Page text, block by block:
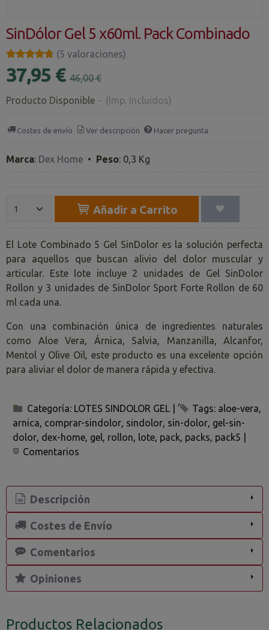
SinDólor Gel 5 x60ml. Pack Combinado
★★★★★
★★★★★ (5 valoraciones)
37,95 € 46,00 €
Producto Disponible - (Imp. Incluidos)
Costes de envío Ver descripción Hacer pregunta
Marca: Dex Home • Peso: 0,3 Kg
Añadir a Carrito
El Lote Combinado 5 Gel SinDolor es la solución perfecta
para aquellos que buscan alivio del dolor muscular y
articular. Este lote incluye 2 unidades de Gel SinDolor
Rollon y 3 unidades de SinDolor Sport Forte Rollon de 60
ml cada una.
Con una combinación única de ingredientes naturales
como Aloe Vera, Árnica, Salvia, Manzanilla, Alcanfor,
Mentol y Olive Oil, este producto es una excelente opción
para aliviar el dolor de manera rápida y efectiva.
Categoría: LOTES SINDOLOR GEL Tags: aloe-vera
arnica comprar-sindolor sindolor sin-dolor gel-sin-
dolor dex-home gel rollon lote pack packs pack5
Comentarios
Descripción
Costes de Envío
Comentarios
Opiniones
Productos Relacionados